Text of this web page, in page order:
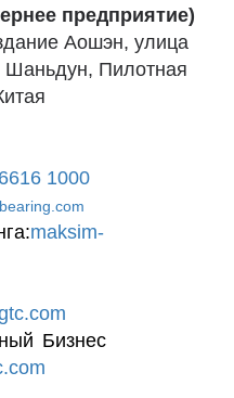
предприятие)
Аошэн, улица
Пилотная
1000
maksim-
Бизнес